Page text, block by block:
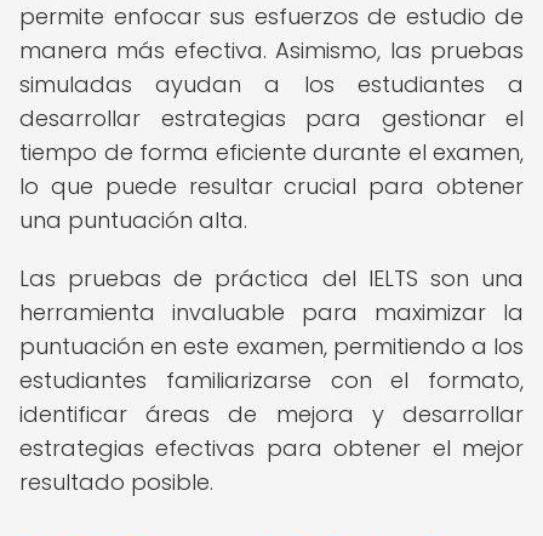
permite enfocar sus esfuerzos de estudio de
manera más efectiva. Asimismo, las pruebas
simuladas ayudan a los estudiantes a
desarrollar estrategias para gestionar el
tiempo de forma eficiente durante el examen,
lo que puede resultar crucial para obtener
una puntuación alta.
Las pruebas de práctica del IELTS son una
herramienta invaluable para maximizar la
puntuación en este examen, permitiendo a los
estudiantes familiarizarse con el formato,
identificar áreas de mejora y desarrollar
estrategias efectivas para obtener el mejor
resultado posible.